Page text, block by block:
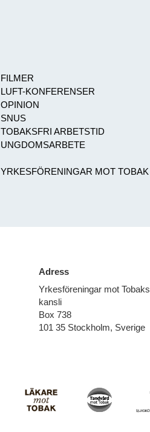
FILMER
LUFT-KONFERENSER
OPINION
SNUS
TOBAKSFRI ARBETSTID
UNGDOMSARBETE
YRKESFÖRENINGAR MOT TOBAK
Adress
Yrkesföreningar mot Tobaks
kansli
Box 738
101 35 Stockholm, Sverige